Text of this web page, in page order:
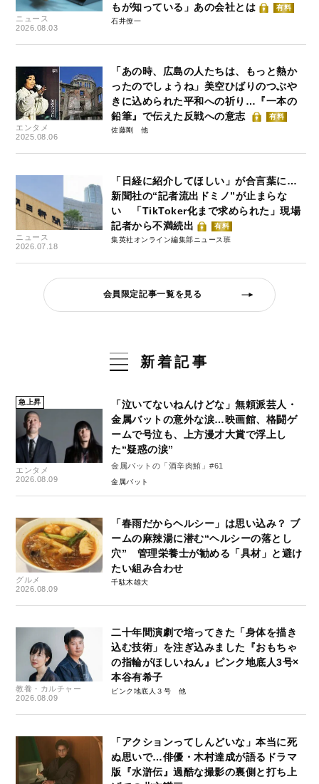
ニュース
2026.08.03
もが知っている」あの会社とは
有料
石井僚一
エンタメ
2025.08.06
「あの時、広島の人たちは、もっと熱か
ったのでしょうね」美空ひばりのつぶや
きに込められた平和への祈り…『一本の
鉛筆』で伝えた反戦への意志
有料
佐藤剛
ニュース
2026.07.18
「日経に紹介してほしい」が合言葉に…
新聞社の“記者流出ドミノ”が止まらな
い 「TikToker化まで求められた」現場
記者から不満続出
有料
集英社オンライン編集部ニュース班
会員限定記事一覧を見る
新着記事
急上昇
エンタメ
2026.08.09
「泣いてないねんけどな」無頼派芸人・
金属バットの意外な涙…映画館、格闘ゲ
ームで号泣も、上方漫才大賞で浮上し
た“疑惑の涙”
金属バットの「酒辛肉鮪」#61
金属バット
グルメ
2026.08.09
「春雨だからヘルシー」は思い込み？ ブ
ームの麻辣湯に潜む“ヘルシーの落とし
穴” 管理栄養士が勧める「具材」と避け
たい組み合わせ
千駄木雄大
教養・カルチャー
2026.08.09
二十年間演劇で培ってきた「身体を描き
込む技術」を注ぎ込みました『おもちゃ
の指輪がほしいねん』ピンク地底人3号×
本谷有希子
ピンク地底人３号
「アクションってしんどいな」本当に死
ぬ思いで…俳優・木村達成が語るドラマ
版『水滸伝』過酷な撮影の裏側と打ち上